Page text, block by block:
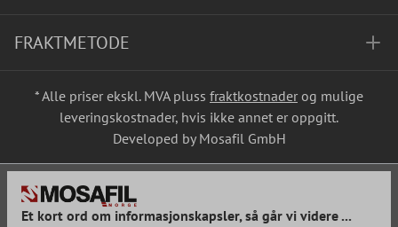
FRAKTMETODE
* Alle priser ekskl. MVA pluss fraktkostnader og mulige
leveringskostnader, hvis ikke annet er oppgitt.
Developed by Mosafil GmbH
Et kort ord om informasjonskapsler, så går vi videre ...